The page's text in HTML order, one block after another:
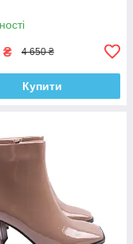
₴ 4 650 ₴
Купити